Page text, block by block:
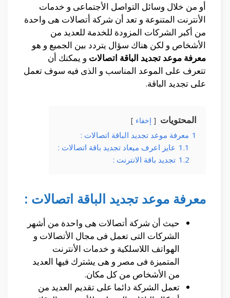
أو من خلال وسائل التواصل الأجتماعى و خدمات
الأنترنت المتنوعة و تعد أن شركة أتصالات هى واحدة
من أكبر الشركات المزودة للخدمة للعديد من
الأشخاص و لكن هناك سؤال يتردد بين الجميع و هو
معرفة موعد تجديد الباقة اتصالات و يمكنك أن
تتعرف على الموعد المناسب و الذى فيه سوف تعمل
على تجديد الباقة.
المحتويات إخفاء
1 معرفة موعد تجديد الباقة اتصالات :
1.1 عايز اعرف ميعاد تجديد باقة اتصالات :
1.2 تجديد باقة الانترنت :
معرفة موعد تجديد الباقة اتصالات :
حيث أن شركة أتصالات هى واحدة من أشهر
الشركات التى تعمل فى مجال الأتصالات و
الهواتف اللاسلكية و خدمات الأنترنت
المتميزة فى مصر و هى يشترك فيها العديد
من الأشخاص من كل مكان.
تعمل الشركة دائما على تقديم العديد من